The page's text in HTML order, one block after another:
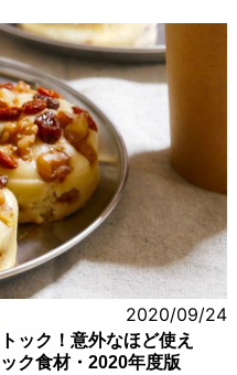
2020/09/24
ック！意外なほど使え
ク食材・2020年度版